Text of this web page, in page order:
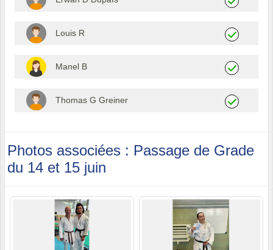
Louis R
Manel B
Thomas G Greiner
Photos associées : Passage de Grade
du 14 et 15 juin